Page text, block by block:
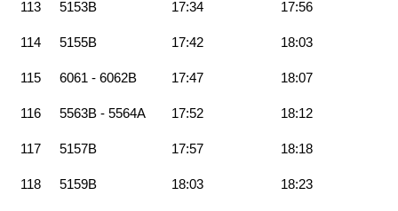
113 5153B 17:34 17:56
114 5155B 17:42 18:03
115 6061 - 6062B 17:47 18:07
116 5563B - 5564A 17:52 18:12
117 5157B 17:57 18:18
118 5159B 18:03 18:23